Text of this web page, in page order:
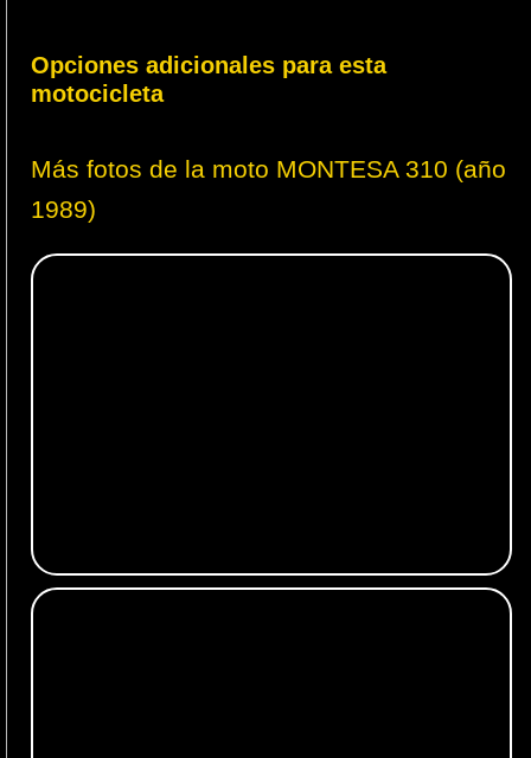
Opciones adicionales para esta
motocicleta
Más fotos de la moto MONTESA 310 (año
1989)